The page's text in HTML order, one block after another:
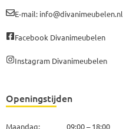
E-mail: info@divanimeubelen.nl
Facebook Divanimeubelen
Instagram Divanimeubelen
Openingstijden
Maandag: 09:00 – 18:00